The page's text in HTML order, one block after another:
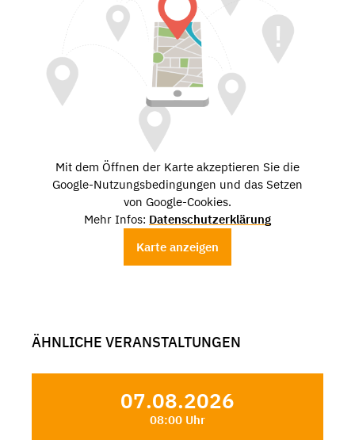
Mit dem Öffnen der Karte akzeptieren Sie die
Google-Nutzungsbedingungen und das Setzen
von Google-Cookies.
Mehr Infos: Datenschutzerklärung
Karte anzeigen
ÄHNLICHE VERANSTALTUNGEN
07.08.2026
08:00 Uhr